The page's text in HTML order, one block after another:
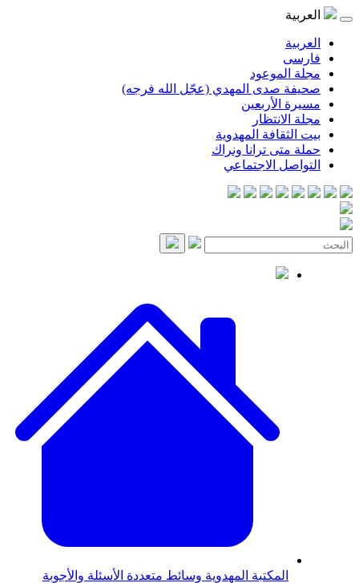
المهدي (عجّل الله فرجه)
المهدوية
ترانا ونراك
الاجتماعي
المهدويةوسائط متعددةالأسئلة والأجوبة